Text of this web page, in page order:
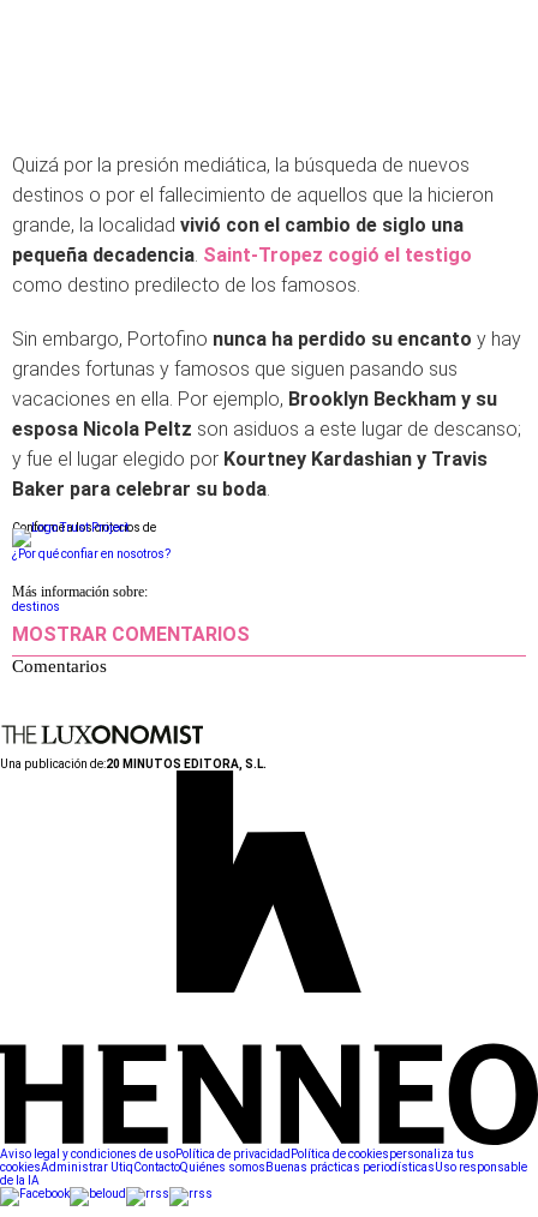
Quizá por la presión mediática, la búsqueda de nuevos
destinos o por el fallecimiento de aquellos que la hicieron
grande, la localidad vivió con el cambio de siglo una
pequeña decadencia. Saint-Tropez cogió el testigo
como destino predilecto de los famosos.
Sin embargo, Portofino nunca ha perdido su encanto y hay
grandes fortunas y famosos que siguen pasando sus
vacaciones en ella. Por ejemplo, Brooklyn Beckham y su
esposa Nicola Peltz son asiduos a este lugar de descanso;
y fue el lugar elegido por Kourtney Kardashian y Travis
Baker para celebrar su boda.
Conforme a los criterios de
¿Por qué confiar en nosotros?
Más información sobre:
destinos
MOSTRAR COMENTARIOS
Comentarios
Una publicación de:20 MINUTOS EDITORA, S.L.
Aviso legal y condiciones de usoPolítica de privacidad Política de cookiespersonaliza tus
cookiesAdministrar UtiqContactoQuiénes somos Buenas prácticas periodísticasUso responsable
de la IA